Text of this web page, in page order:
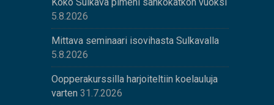
5.8.2026
Mittava seminaari isovihasta Sulkavalla
5.8.2026
Oopperakurssilla harjoiteltiin koelauluja
varten 31.7.2026